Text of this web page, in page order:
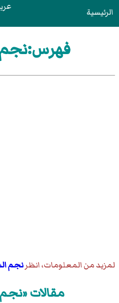
الرئيسية
فهرس:نجم
لمزيد من المعلومات، انظرنجم
مقالات